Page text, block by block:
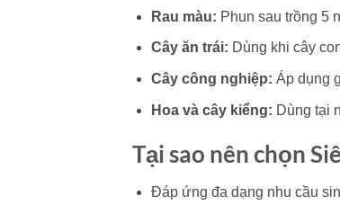
Rau màu: Phun sau trồng 5
Cây ăn trái: Dùng khi cây
Cây công nghiệp: Áp dụng
Hoa và cây kiểng: Dùng tại
Tại sao nên chọn
Đáp ứng đa dạng nhu cầu